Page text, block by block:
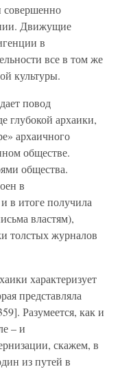
совершенно
Движущие
в
все в том же
культуры.
повод
глубокой архаики,
архаичного
обществе.
общества.
в
в итоге получила
властям),
толстых журналов
характеризует
представляла
Разумеется, как и
– и
скажем, в
из путей в